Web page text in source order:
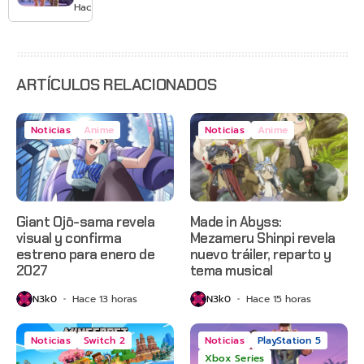
agosto
Hace 2 días
ARTÍCULOS RELACIONADOS
Noticias Anime
Giant Ojō-sama revela
visual y confirma
estreno para enero de
2027
N3k0 Hace 13 horas
Noticias Anime
Made in Abyss:
Mezameru Shinpi revela
nuevo tráiler, reparto y
tema musical
N3k0 Hace 15 horas
Noticias Switch 2 Noticias
PlayStation 5
Xbox Series